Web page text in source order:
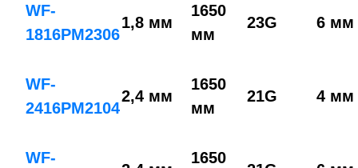
WF-
1816PM2306
1,8 мм
1650
мм
23G 6 мм
WF-
2416PM2104
2,4 мм
1650
мм
21G 4 мм
WF- 1650